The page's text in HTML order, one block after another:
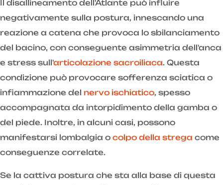
Il disallineamento dell'Atlante può influire
negativamente sulla postura, innescando una
reazione a catena che provoca lo sbilanciamento
del bacino, con conseguente asimmetria dell'anca
e stress sull'articolazione sacroiliaca. Questa
condizione può provocare sofferenza sciatica o
infiammazione del nervo ischiatico, spesso
accompagnata da intorpidimento della gamba o
del piede. Inoltre, in alcuni casi, possono
manifestarsi lombalgia o colpo della strega come
conseguenze correlate.
Se la cattiva postura che sta alla base di questa